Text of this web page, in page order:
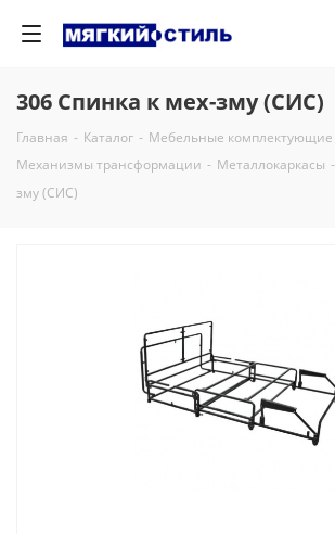
306 Спинка к мех-зму (СИС)
Главная - Каталог - Мебельные комплектующие
Механизмы трансформации - Металлокаркасы -
зму (СИС)